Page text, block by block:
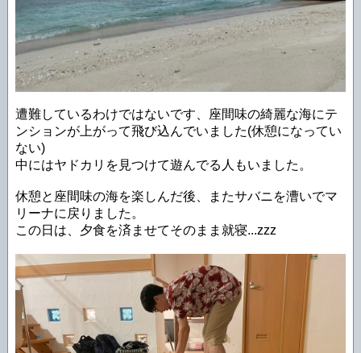
遭難しているわけではないです、座間味の綺麗な海にテ
ンションが上がって飛び込んでいました(休憩になってい
ない)
中にはヤドカリを見つけて遊んでる人もいました。
休憩と座間味の海を楽しんだ後、またサバニを漕いでマ
リーナに戻りました。
この日は、夕食を済ませてそのまま就寝...zzz